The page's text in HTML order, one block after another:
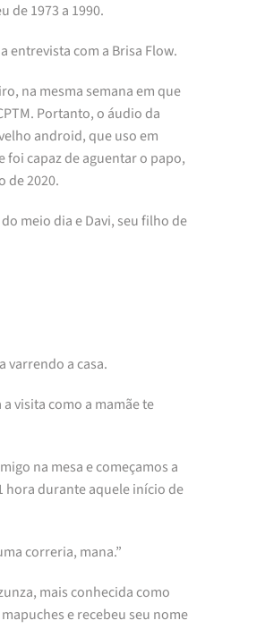
de 1973 a 1990.
entrevista com a Brisa Flow.
na mesma semana em que
Portanto, o áudio da
android, que uso em
foi capaz de aguentar o papo,
de 2020.
meio dia e Davi, seu filho de
varrendo a casa.
visita como a mamãe te
na mesa e começamos a
hora durante aquele início de
correria, mana.”
mais conhecida como
e recebeu seu nome